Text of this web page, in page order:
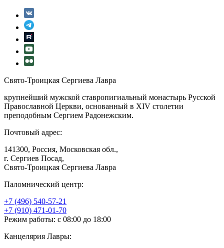
Свято-Троицкая Сергиева Лавра
крупнейший мужской ставропигиальный монастырь Русской
Православной Церкви, основанный в XIV столетии
преподобным Сергием Радонежским.
Почтовый адрес:
141300, Россия, Московская обл.,
г. Сергиев Посад,
Свято-Троицкая Сергиева Лавра
Паломнический центр:
+7 (496) 540-57-21
+7 (910) 471-01-70
Режим работы: с 08:00 до 18:00
Канцелярия Лавры: